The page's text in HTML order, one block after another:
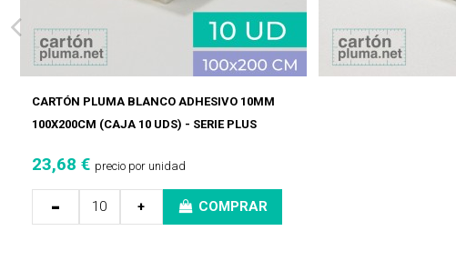
CARTÓN PLUMA BLANCO ADHESIVO 10MM
100X200CM (CAJA 10 UDS) - SERIE PLUS
23,68 € precio por unidad
+
- COMPRAR